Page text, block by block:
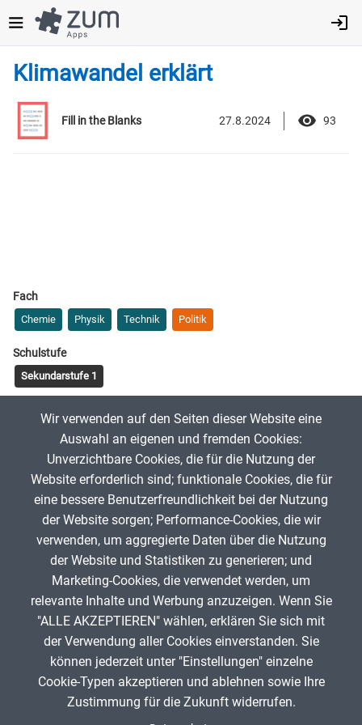
zum
Inhalt
Klimawandel erklärt
Fill in the Blanks 27.8.2024 93
Fach
Chemie Physik Technik Politik
Schulstufe
Sekundarstufe 1
Erderwärmung Dürre Rinderzucht
27. August 2024
App melden
ANZEIGE
Spenden
Wir verwenden auf den Seiten dieser Website eine
Auswahl an eigenen und fremden Cookies:
Unverzichtbare Cookies, die für die Nutzung der
Website erforderlich sind; funktionale Cookies, die für
eine bessere Benutzerfreundlichkeit bei der Nutzung
der Website sorgen; Performance-Cookies, die wir
verwenden, um aggregierte Daten über die Nutzung
der Website und Statistiken zu generieren; und
Marketing-Cookies, die verwendet werden, um
relevante Inhalte und Werbung anzuzeigen. Wenn Sie
"ALLE AKZEPTIEREN" wählen, erklären Sie sich mit
der Verwendung aller Cookies einverstanden. Sie
können jederzeit unter "Einstellungen" einzelne
Cookie-Typen akzeptieren und ablehnen sowie Ihre
Zustimmung für die Zukunft widerrufen.